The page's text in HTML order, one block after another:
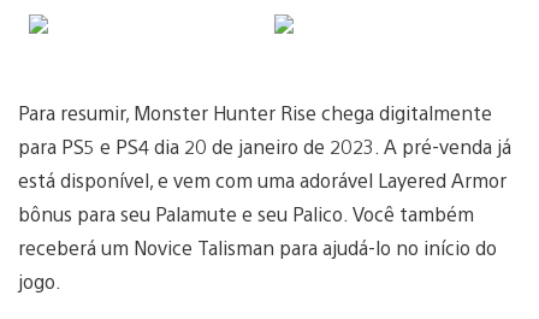
Para resumir, Monster Hunter Rise chega digitalmente
para PS5 e PS4 dia 20 de janeiro de 2023. A pré-venda já
está disponível, e vem com uma adorável Layered Armor
bônus para seu Palamute e seu Palico. Você também
receberá um Novice Talisman para ajudá-lo no início do
jogo.